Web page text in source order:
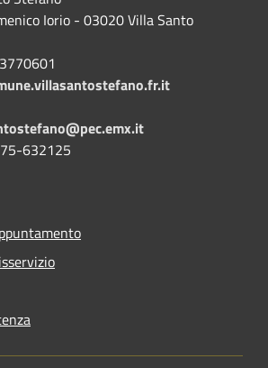
Iorio - 03020 Villa Santo
emx.it
632125